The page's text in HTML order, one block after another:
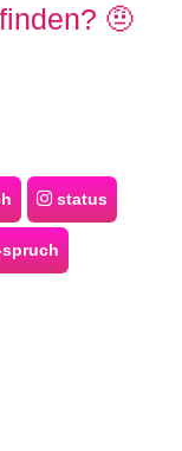
🤨
status